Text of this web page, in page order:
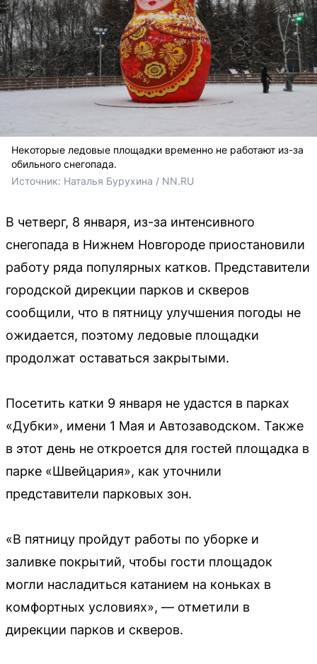
Некоторые ледовые площадки временно не работают из-за
обильного снегопада.
Источник: Наталья Бурухина / NN.RU
В четверг, 8 января, из-за интенсивного
снегопада в Нижнем Новгороде приостановили
работу ряда популярных катков. Представители
городской дирекции парков и скверов
сообщили, что в пятницу улучшения погоды не
ожидается, поэтому ледовые площадки
продолжат оставаться закрытыми.
Посетить катки 9 января не удастся в парках
«Дубки», имени 1 Мая и Автозаводском. Также
в этот день не откроется для гостей площадка в
парке «Швейцария», как уточнили
представители парковых зон.
«В пятницу пройдут работы по уборке и
заливке покрытий, чтобы гости площадок
могли насладиться катанием на коньках в
комфортных условиях», — отметили в
дирекции парков и скверов.